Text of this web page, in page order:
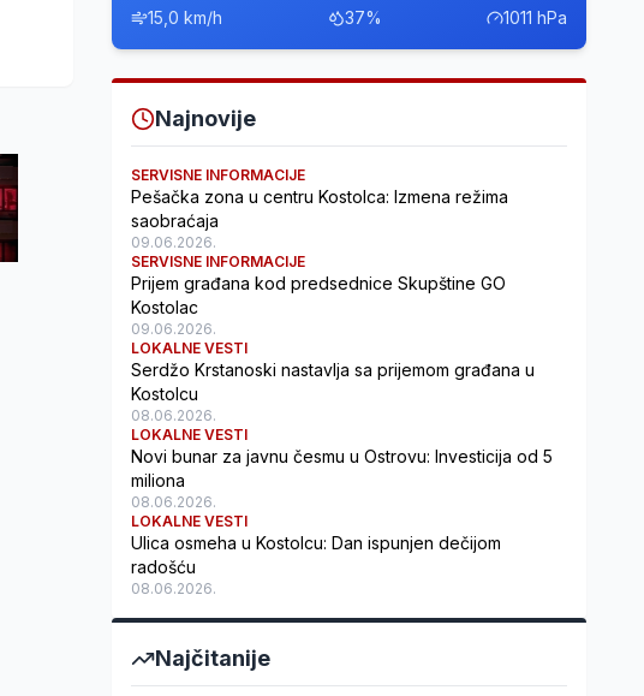
15,0 km/h 37% 1011 hPa
Najnovije
SERVISNE INFORMACIJE
Pešačka zona u centru Kostolca: Izmena režima
saobraćaja
09.06.2026.
SERVISNE INFORMACIJE
Prijem građana kod predsednice Skupštine GO
Kostolac
09.06.2026.
LOKALNE VESTI
Serdžo Krstanoski nastavlja sa prijemom građana u
Kostolcu
08.06.2026.
LOKALNE VESTI
Novi bunar za javnu česmu u Ostrovu: Investicija od 5
miliona
08.06.2026.
LOKALNE VESTI
Ulica osmeha u Kostolcu: Dan ispunjen dečijom
radošću
08.06.2026.
Najčitanije